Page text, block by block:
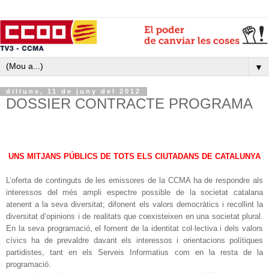
▼
dilluns, 11 de juny del 2012
DOSSIER CONTRACTE PROGRAMA
UNS MITJANS PÚBLICS DE TOTS ELS CIUTADANS DE CATALUNYA
L’oferta de continguts de les emissores de la CCMA ha de respondre als
interessos del més ampli espectre possible de la societat catalana
atenent a la seva diversitat; difonent els valors democràtics i recollint la
diversitat d’opinions i de realitats que coexisteixen en una societat plural.
En la seva programació, e l foment de la identitat col·lectiva i dels valors
cívics ha de prevaldre davant els interessos i orientacions polítiques
partidistes, tant en els Serveis Informatius com en la resta de la
programació.